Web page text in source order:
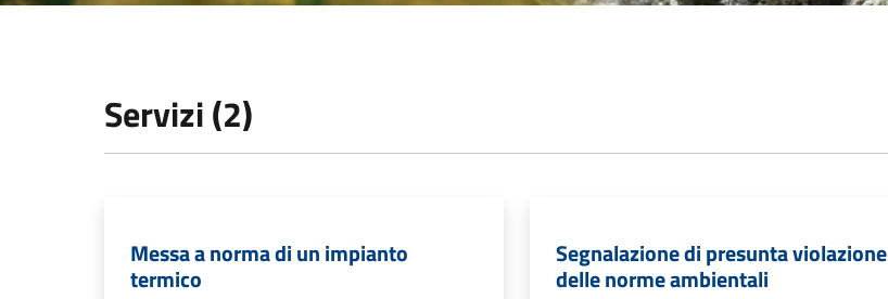
Servizi (2)
Messa a norma di un impianto
termico
Segnalazione di presunta violazione
delle norme ambientali